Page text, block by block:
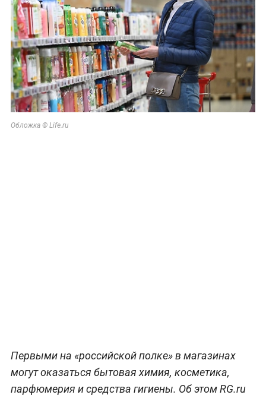
Обложка © Life.ru
Первыми на «российской полке» в магазинах
могут оказаться бытовая химия, косметика,
парфюмерия и средства гигиены. Об этом RG.ru